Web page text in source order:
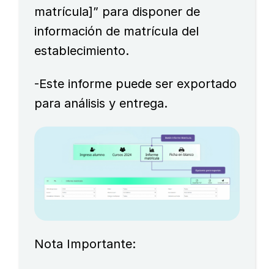
matrícula]” para disponer de
información de matrícula del
establecimiento.
-Este informe puede ser exportado
para análisis y entrega.
Nota Importante: